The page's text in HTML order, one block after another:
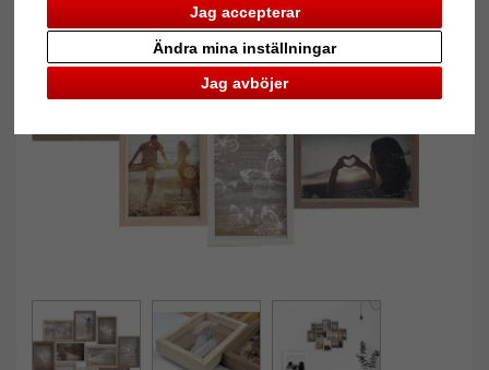
Jag accepterar
Jag avböjer
Ändra mina inställningar